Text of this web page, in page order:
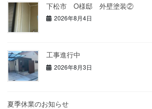
下松市 O様邸 外壁塗装②
2026年8月4日
工事進行中
2026年8月3日
夏季休業のお知らせ